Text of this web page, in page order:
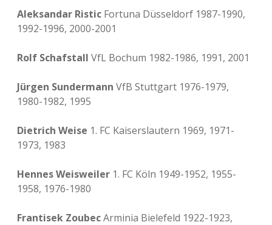
Aleksandar Ristic Fortuna Düsseldorf 1987-1990,
1992-1996, 2000-2001
Rolf Schafstall VfL Bochum 1982-1986, 1991, 2001
Jürgen Sundermann VfB Stuttgart 1976-1979,
1980-1982, 1995
Dietrich Weise 1. FC Kaiserslautern 1969, 1971-
1973, 1983
Hennes Weisweiler 1. FC Köln 1949-1952, 1955-
1958, 1976-1980
Frantisek ZoubecArminia Bielefeld 1922-1923,